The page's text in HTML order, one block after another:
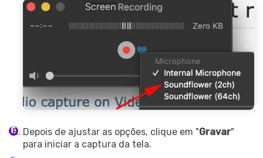
Depois de ajustar as opções, clique em "Gravar"
para iniciar a captura da tela.